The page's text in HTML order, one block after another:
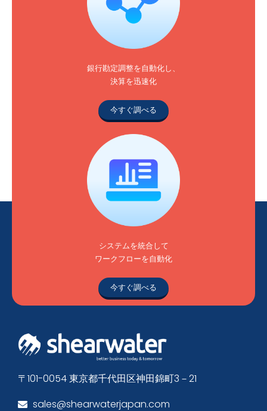
銀行勘定調整を自動化し、
決算を迅速化
今すぐ調べる
システムを統合して
ワークフローを自動化
今すぐ調べる
〒101-0054 東京都千代田区神田錦町3－21
sales@shearwaterjapan.com